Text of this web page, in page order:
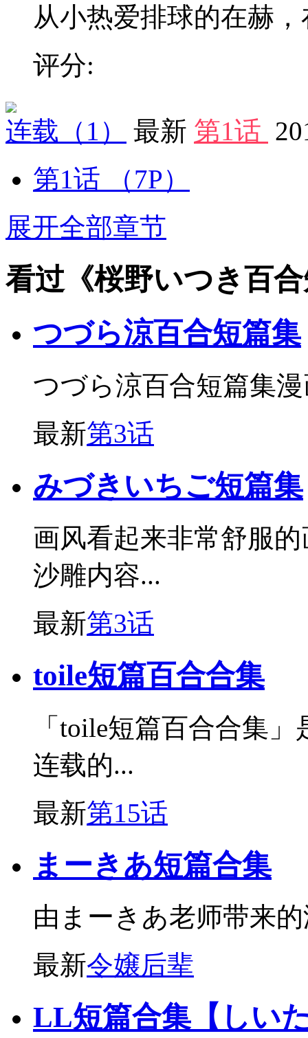
从小热爱排球的在赫，
评分:
连载 （1） 最新 第1话
第1话
（7P）
展开全部章节
看过《桜野いつき百
つづら涼百合短篇集
つづら涼百合短篇集
最新第3话
みづきいちご短篇集
画风看起来非常舒服
沙雕内容...
最新第3话
toile短篇百合合集
「toile短篇百合合集
连载的...
最新第15话
まーきあ短篇合集
由まーきあ老师带来
最新令嬢后辈
LL短篇合集【しい